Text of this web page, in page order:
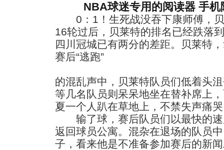
NBA球迷专用的阅读器 手机
0：1！生死战没吞下康师傅，贝
16轮过后，贝莱特的排名已经跌落
四川冠城已有两分的差距。贝莱特
赛后“逃跑”
的混乱声中，贝莱特队员们低着头
等几名队员则呆呆地坐在替补席上
夏一个人趴在草地上，不禁失声痛
输了球，赛后队员们以最快的速
返回球员公寓。混杂在退场的队员
子，看来他是不准备参加赛后的新